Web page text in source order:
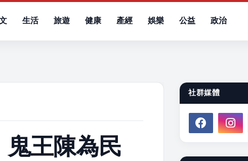
生活 旅遊 健康 產經 娛樂 公益 政治
鬼王陳為民
社群媒體